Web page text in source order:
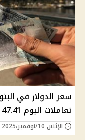
سعر الدولار في
تعاملات اليوم 47.41 جنيه في بنك مصر
الإثنين 10/نوفمبر/2025 - 08:22 م